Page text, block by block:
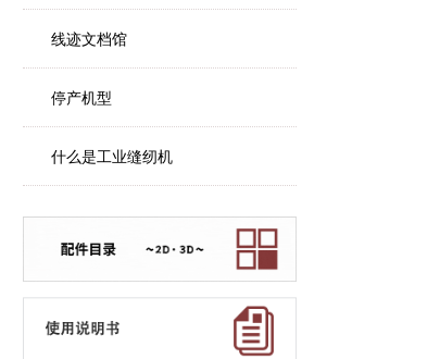
线迹文档馆
停产机型
什么是工业缝纫机